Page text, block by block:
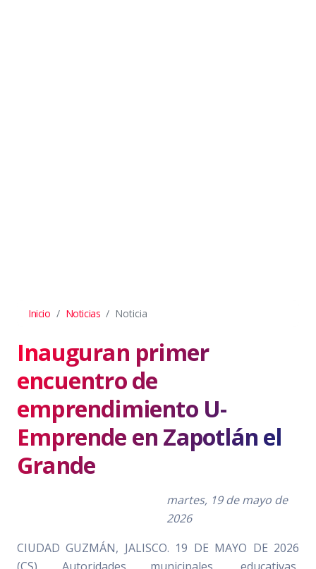
Inicio Noticias Noticia
Inauguran primer
encuentro de
emprendimiento U-
Emprende en Zapotlán el
Grande
martes, 19 de mayo de
2026
CIUDAD GUZMÁN, JALISCO. 19 DE MAYO DE 2026